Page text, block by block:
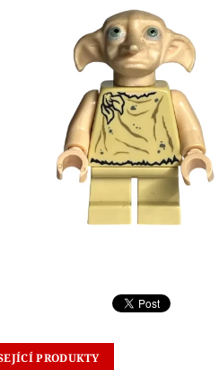
LEDOVÉ KRÁLOVSTVÍ 2
LEGO® MINIONS
LEGO® NINJAGO A
LEGO® POKÉMON™ LEGO®
NA KLÍČE A MAGNETKY
LEGO® SONIC THE
LEGO® STAR
LEGO®
KONTAKTY
PRODUKTY